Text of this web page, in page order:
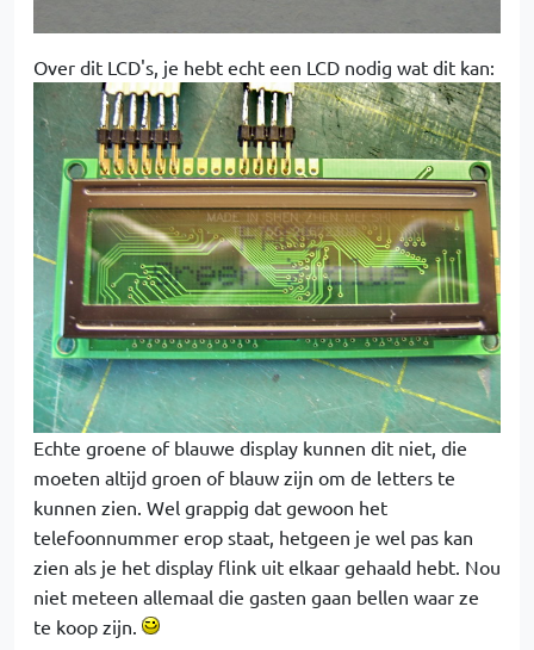
Over dit LCD's, je hebt echt een LCD nodig wat dit kan:
Echte groene of blauwe display kunnen dit niet, die
moeten altijd groen of blauw zijn om de letters te
kunnen zien. Wel grappig dat gewoon het
telefoonnummer erop staat, hetgeen je wel pas kan
zien als je het display flink uit elkaar gehaald hebt. Nou
niet meteen allemaal die gasten gaan bellen waar ze
te koop zijn.